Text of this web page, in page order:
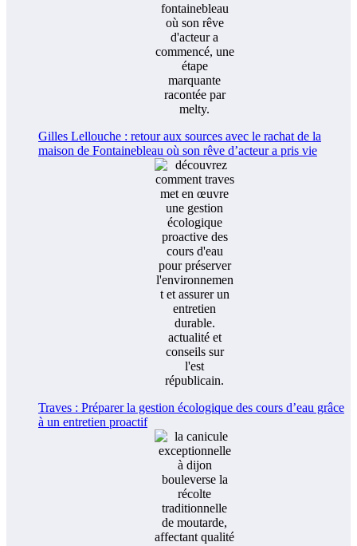
Gilles Lellouche : retour aux sources avec le rachat de la
maison de Fontainebleau où son rêve d’acteur a pris vie
Traves : Préparer la gestion écologique des cours d’eau grâce
à un entretien proactif